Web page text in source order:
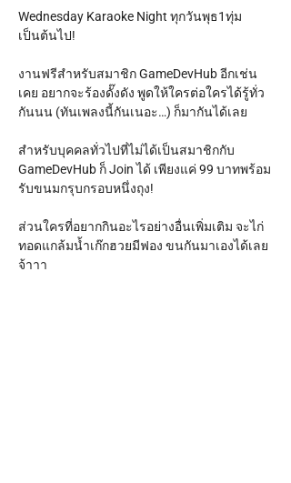
Wednesday Karaoke Night ทุกวันพุธ1ทุ่ม
เป็นต้นไป!
งานฟรีสำหรับสมาชิก GameDevHub อีกเช่น
เคย อยากจะร้องดั๊งดัง พูดให้ใครต่อใครได้รู้ทั่ว
กันนน (ทันเพลงนี้กันเนอะ…) ก็มากันได้เลย
สำหรับบุคคลทั่วไปที่ไม่ได้เป็นสมาชิกกับ
GameDevHub ก็ Join ได้ เพียงแค่ 99 บาทพร้อม
รับขนมกรุบกรอบหนึ่งถุง!
ส่วนใครที่อยากกินอะไรอย่างอื่นเพิ่มเติม จะไก่
ทอดแกล้มน้ำเก๊กฮวยมีฟอง ขนกันมาเองได้เลย
จ้าาา